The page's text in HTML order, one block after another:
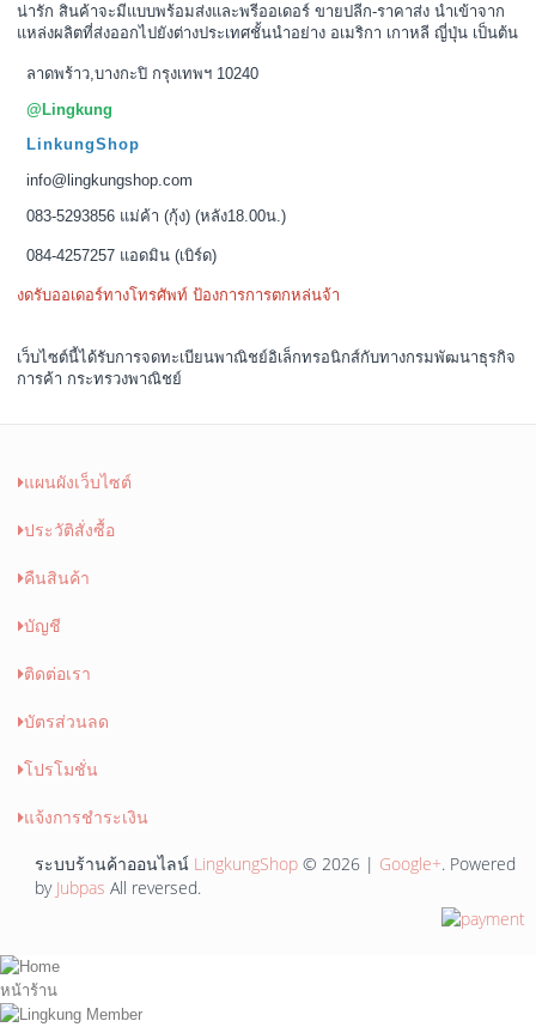
น่ารัก สินค้าจะมีแบบพร้อมส่งและพรีออเดอร์ ขายปลีก-ราคาส่ง นำเข้าจาก
แหล่งผลิตที่ส่งออกไปยังต่างประเทศชั้นนำอย่าง อเมริกา เกาหลี ญี่ปุ่น เป็นต้น
ลาดพร้าว,บางกะปิ กรุงเทพฯ 10240
@Lingkung
LinkungShop
info@lingkungshop.com
083-5293856 แม่ค้า (กุ้ง) (หลัง18.00น.)
084-4257257 แอดมิน (เบิร์ด)
งดรับออเดอร์ทางโทรศัพท์ ป้องการการตกหล่นจ้า
เว็บไซต์นี้ได้รับการจดทะเบียนพาณิชย์อิเล็กทรอนิกส์กับทางกรมพัฒนาธุรกิจ
การค้า กระทรวงพาณิชย์
แผนผังเว็บไซต์
ประวัติสั่งซื้อ
คืนสินค้า
บัญชี
ติดต่อเรา
บัตรส่วนลด
โปรโมชั่น
แจ้งการชำระเงิน
ระบบร้านค้าออนไลน์ LingkungShop © 2026 | Google+. Powered
by Jubpas All reversed.
หน้าร้าน